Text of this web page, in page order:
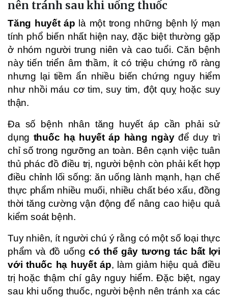
nên tránh sau khi uống thuốc
Tăng huyết áp là một trong những bệnh lý mạn
tính phổ biến nhất hiện nay, đặc biệt thường gặp
ở nhóm người trung niên và cao tuổi. Căn bệnh
này tiến triển âm thầm, ít có triệu chứng rõ ràng
nhưng lại tiềm ẩn nhiều biến chứng nguy hiểm
như nhồi máu cơ tim, suy tim, đột quỵ hoặc suy
thận.
Đa số bệnh nhân tăng huyết áp cần phải sử
dụng thuốc hạ huyết áp hàng ngàyđể duy trì
chỉ số trong ngưỡng an toàn. Bên cạnh việc tuân
thủ phác đồ điều trị, người bệnh còn phải kết hợp
điều chỉnh lối sống: ăn uống lành mạnh, hạn chế
thực phẩm nhiều muối, nhiều chất béo xấu, đồng
thời tăng cường vận động để nâng cao hiệu quả
kiểm soát bệnh.
Tuy nhiên, ít người chú ý rằng có một số loại thực
phẩm và đồ uốngcó thể gây tương tác bất lợi
với thuốc hạ huyết áp, làm giảm hiệu quả điều
trị hoặc thậm chí gây nguy hiểm. Đặc biệt, ngay
sau khi uống thuốc, người bệnh nên tránh xa các